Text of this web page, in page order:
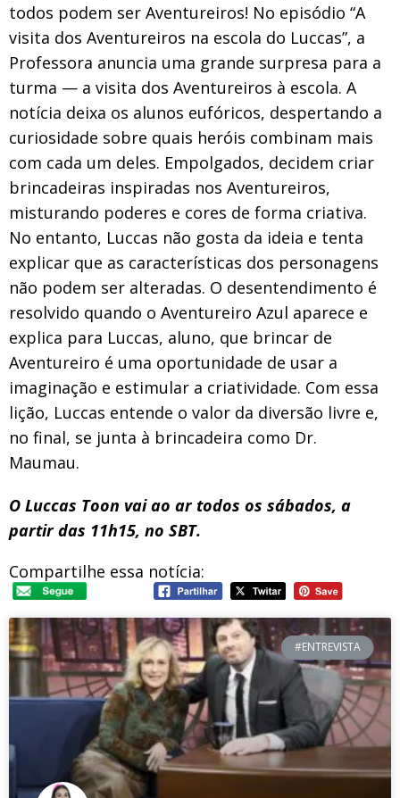
todos podem ser Aventureiros! No episódio “A
visita dos Aventureiros na escola do Luccas”, a
Professora anuncia uma grande surpresa para a
turma — a visita dos Aventureiros à escola. A
notícia deixa os alunos eufóricos, despertando a
curiosidade sobre quais heróis combinam mais
com cada um deles. Empolgados, decidem criar
brincadeiras inspiradas nos Aventureiros,
misturando poderes e cores de forma criativa.
No entanto, Luccas não gosta da ideia e tenta
explicar que as características dos personagens
não podem ser alteradas. O desentendimento é
resolvido quando o Aventureiro Azul aparece e
explica para Luccas, aluno, que brincar de
Aventureiro é uma oportunidade de usar a
imaginação e estimular a criatividade. Com essa
lição, Luccas entende o valor da diversão livre e,
no final, se junta à brincadeira como Dr.
Maumau.
O Luccas Toon vai ao ar todos os sábados, a
partir das 11h15, no SBT.
Compartilhe essa notícia:
#ENTREVISTA